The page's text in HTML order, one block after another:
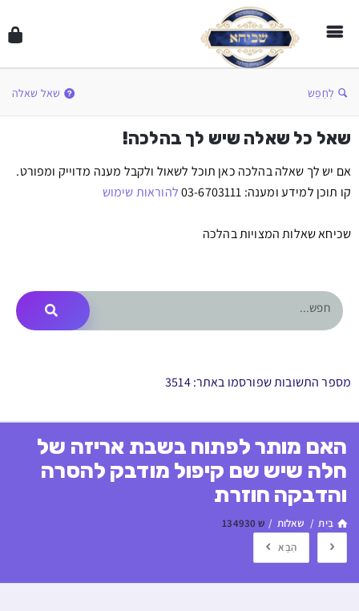
לְחַפֵּשׂ שאל שאלה
שאל כל שאלה שיש לך בהלכה!
אם יש לך שאלה בהלכה כאן תוכל לשאול ולקבל מענה מדוייק ומפורט.
קו תוכן למידע ומענה: 03-6703111
להוראות שימוש
שכיחא שאלות המצויות בהלכה
מספר התשובות שפורסמו באתר: 3514
האם מותר לפתוח בשבת אריזה של
חלה שיש שם קיפול מודבק להסרה
והדבקה חוזרת
בַּיִת / שאלות / ש 134930
הַבָּא